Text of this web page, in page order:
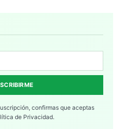
confirmas que aceptas
de Privacidad.